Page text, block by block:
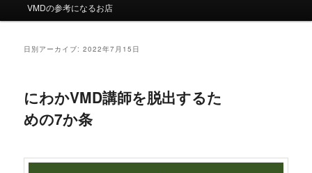
ュ
VMDの参考になるお店
日別アーカイブ:2022年7月15日
にわかVMD講師を脱出するた
めの7か条